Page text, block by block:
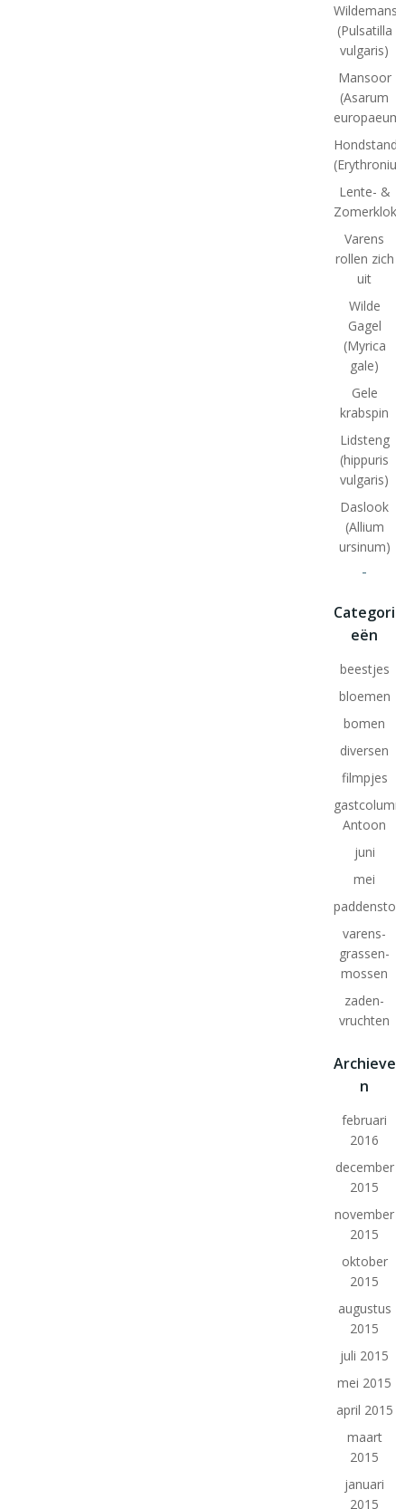
(Pulsatilla
vulgaris)
Mansoor
(Asarum
europaeum)
Hondstand
Lente- &
Varens
rollen zich
uit
Wilde
Gagel
(Myrica
gale)
Gele
krabspin
Lidsteng
(hippuris
vulgaris)
Daslook
(Allium
ursinum)
-
Categori
eën
beestjes
bloemen
bomen
diversen
filmpjes
gastcolumn
Antoon
juni
mei
varens-
grassen-
mossen
zaden-
vruchten
Archieve
n
februari
2016
december
2015
november
2015
oktober
2015
augustus
2015
juli 2015
mei 2015
april 2015
maart
2015
januari
2015